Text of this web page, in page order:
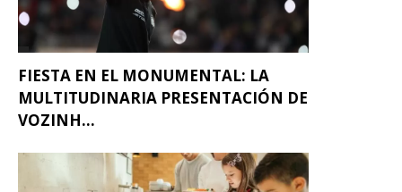
FIESTA EN EL MONUMENTAL: LA
MULTITUDINARIA PRESENTACIÓN DE
VOZINH...